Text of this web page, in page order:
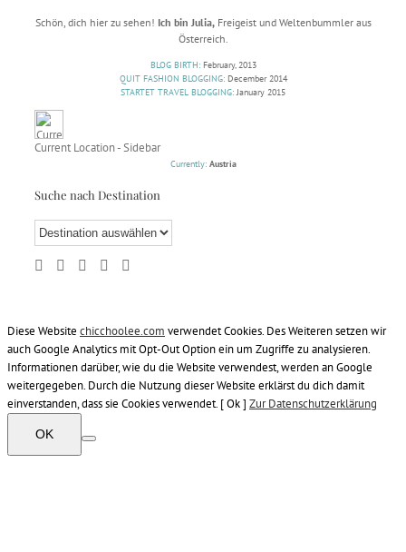
Schön, dich hier zu sehen! Ich bin Julia,Freigeist und Weltenbummler aus
Österreich.
BLOG BIRTH:February, 2013
QUIT FASHION BLOGGING:December 2014
STARTET TRAVEL BLOGGING: January 2015
Current Location - Sidebar
Currently: Austria
Suche nach Destination
Diese Website chicchoolee.com verwendet Cookies. Des Weiteren setzen wir
auch Google Analytics mit Opt-Out Option ein um Zugriffe zu analysieren.
Informationen darüber, wie du die Website verwendest, werden an Google
weitergegeben. Durch die Nutzung dieser Website erklärst du dich damit
einverstanden, dass sie Cookies verwendet. [ Ok ] Zur Datenschutzerklärung
OK